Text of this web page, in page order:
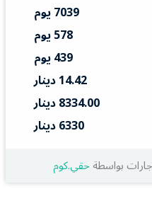
7039 يوم
578 يوم
439 يوم
14.42 دينار
8334.00 دينار
6330 دينار
بواسطةحقي.كوم